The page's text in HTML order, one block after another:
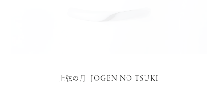
上弦の月 JOGEN NO TSUKI